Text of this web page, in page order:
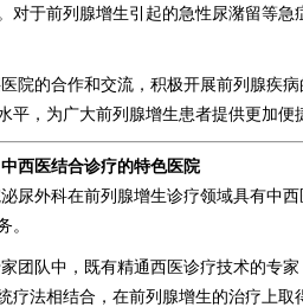
对于前列腺增生引起的急性尿潴留等
院的合作和交流，积极开展前列腺疾
平，为广大前列腺增生患者提供更加便
西医结合诊疗的特色医院
尿外科在前列腺增生诊疗领域具有中
。
团队中，既有精通西医诊疗技术的专
疗法相结合，在前列腺增生的治疗上取